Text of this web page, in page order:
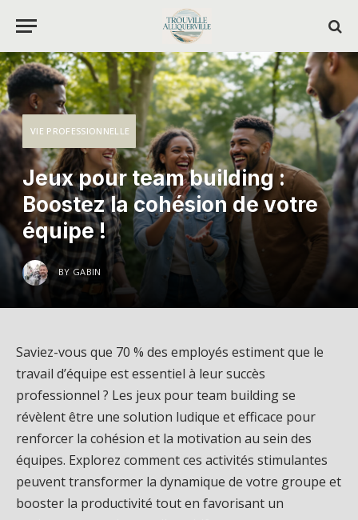
VIE PROFESSIONNELLE
Jeux pour team building :
Boostez la cohésion de votre
équipe !
BY GABIN
Saviez-vous que 70 % des employés estiment que le
travail d’équipe est essentiel à leur succès
professionnel ? Les jeux pour team building se
révèlent être une solution ludique et efficace pour
renforcer la cohésion et la motivation au sein des
équipes. Explorez comment ces activités stimulantes
peuvent transformer la dynamique de votre groupe et
booster la productivité tout en favorisant un